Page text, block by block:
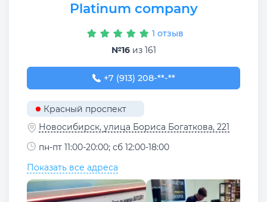
Platinum company
1 отзыв
№16из 161
+7 (913) 208-78-50
+7 (913) 208-**-**
Красный проспект
Новосибирск, улица Бориса Богаткова, 221
пн-пт 11:00-20:00; сб 12:00-18:00
Показать все адреса